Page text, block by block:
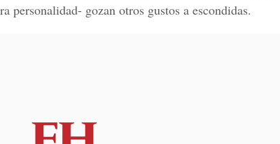
personalidad- gozan otros gustos a escondidas.